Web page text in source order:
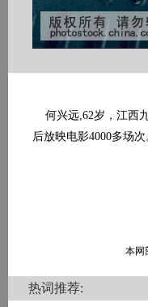
何兴远,62岁，江西
后放映电影4000多场
本网